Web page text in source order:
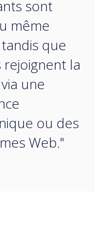
sont
même
que
la
une
ou des
Web."